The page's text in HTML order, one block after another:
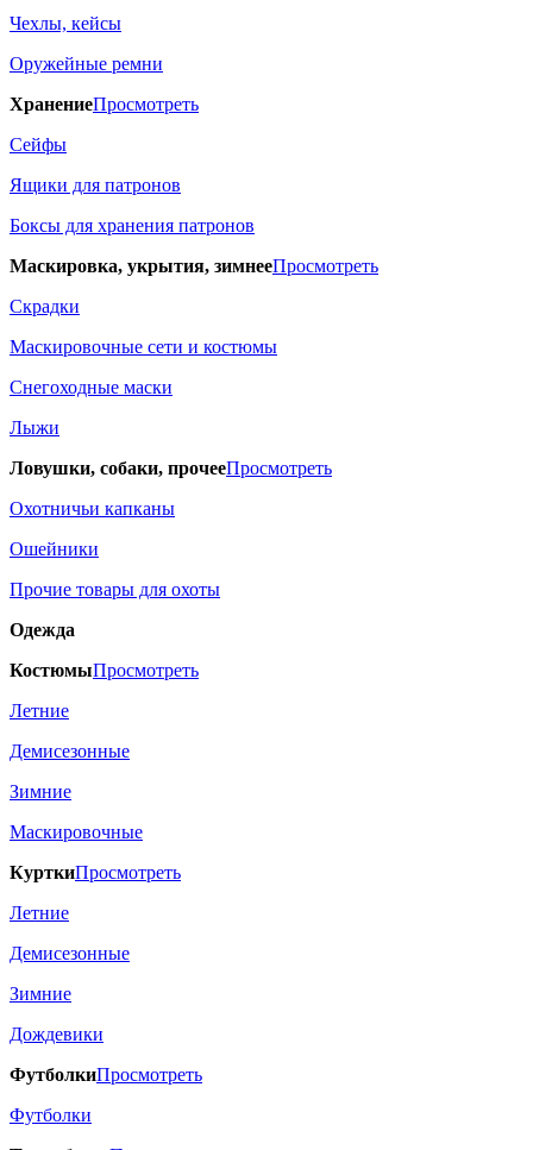
Чехлы, кейсы
Оружейные ремни
ХранениеПросмотреть
Сейфы
Ящики для патронов
Боксы для хранения патронов
Маскировка, укрытия, зимнееПросмотреть
Скрадки
Маскировочные сети и костюмы
Снегоходные маски
Лыжи
Ловушки, собаки, прочееПросмотреть
Охотничьи капканы
Ошейники
Прочие товары для охоты
Одежда
КостюмыПросмотреть
Летние
Демисезонные
Зимние
Маскировочные
КурткиПросмотреть
Летние
Демисезонные
Зимние
Дождевики
ФутболкиПросмотреть
Футболки